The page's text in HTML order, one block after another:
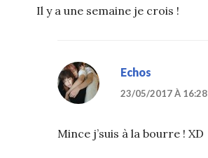
Il y a une semaine je crois !
Echos
23/05/2017 À 16:28
Mince j’suis à la bourre ! XD